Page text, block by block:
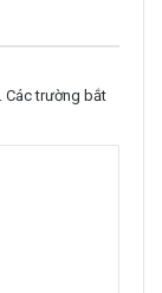
Các trường bắt